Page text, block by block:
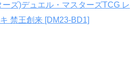
ーズ)デュエル・マスターズTCG レ
禁王創来 [DM23-BD1]